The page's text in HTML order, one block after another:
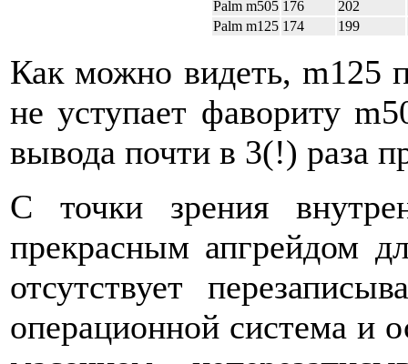
Palm m505 176 202
Palm m125 174 199
Как можно видеть, m125
не уступает фавориту
вывода почти в 3(!) раза
С точки зрения
прекрасным апгрейдом
отсутствует
операционной система и